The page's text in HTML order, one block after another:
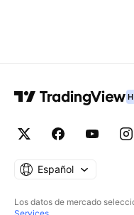
Español
Los datos de mercado